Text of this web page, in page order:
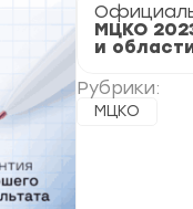
МЦКО
и
Рубрики:
МЦКО